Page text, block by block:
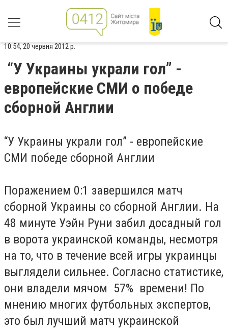
10:54, 20 червня 2012 р.
“У Украины украли гол” -
европейские СМИ о победе
сборной Англии
“У Украины украли гол” - европейские
СМИ победе сборной Англии
Поражением 0:1 завершился матч
сборной Украины со сборной Англии. На
48 минуте Уэйн Руни забил досадный гол
в ворота украинской команды, несмотря
на то, что в течение всей игры украинцы
выглядели сильнее. Согласно статистике,
они владели мячом 57% времени! По
мнению многих футбольных экспертов,
это был лучший матч украинской